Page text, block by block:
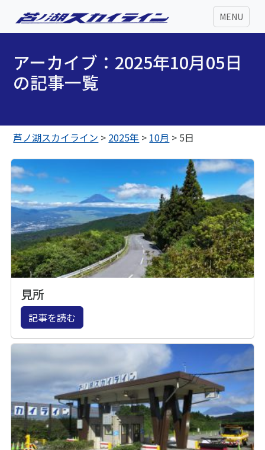
MENU
アーカイブ：2025年10月05日
の記事一覧
芦ノ湖スカイライン > 2025年 > 10月 > 5日
見所
記事を読む